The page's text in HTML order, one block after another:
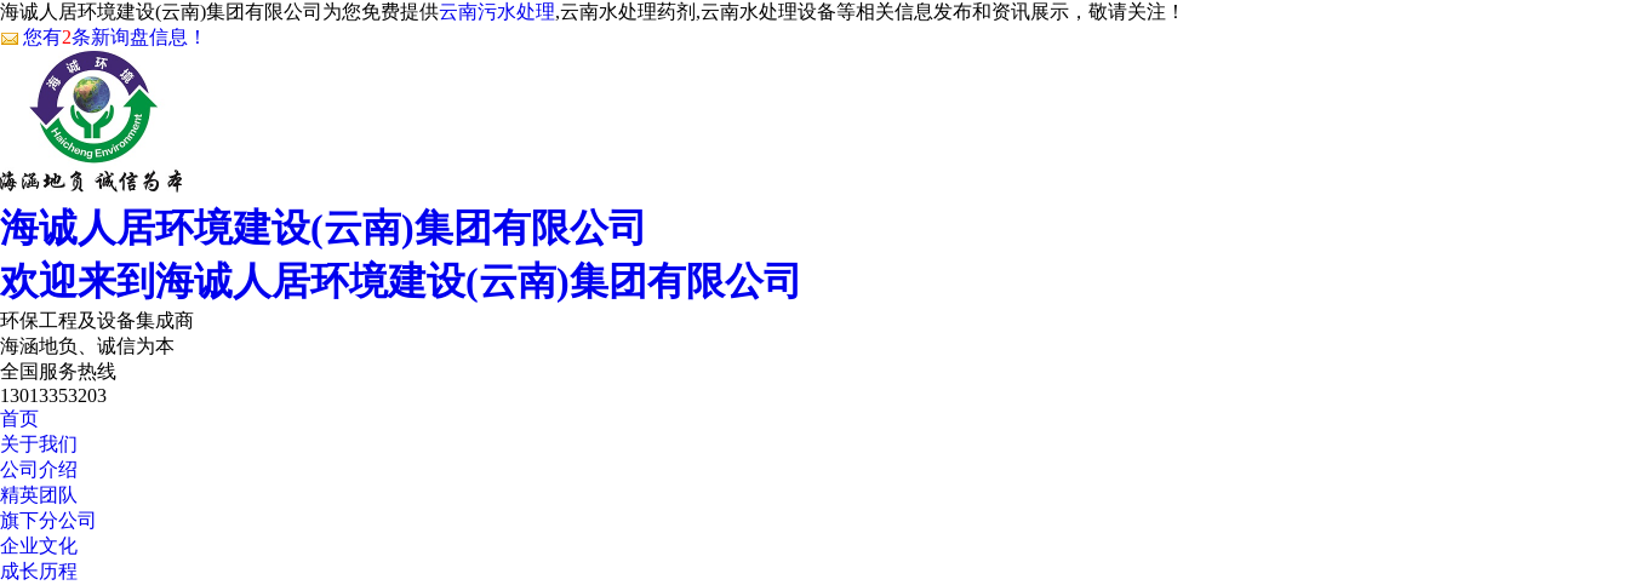
海诚人居环境建设(云南)集团有限公司为您免费提供云南污水处理,云南水处理药剂,云南水处理设备等相关信息发布和资讯展示，敬请关注！
您有2条新询盘信息！
海诚人居环境建设(云南)集团有限公司
欢迎来到海诚人居环境建设(云南)集团有限公司
环保工程及设备集成商
海涵地负、诚信为本
全国服务热线
13013353203
首页
关于我们
公司介绍
精英团队
旗下分公司
企业文化
成长历程